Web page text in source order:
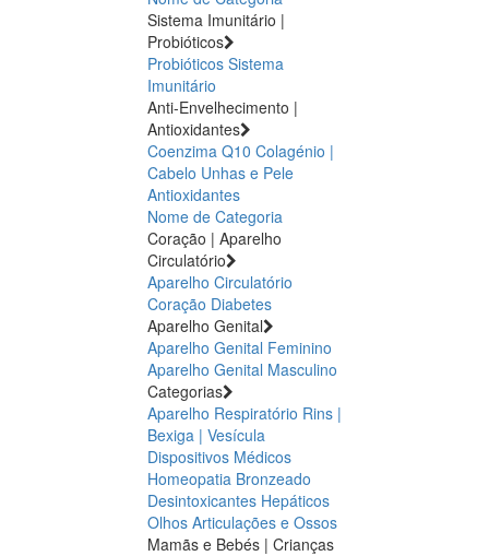
Sistema Imunitário |
Probióticos
Probióticos Sistema
Imunitário
Anti-Envelhecimento |
Antioxidantes
Coenzima Q10 Colagénio |
Cabelo Unhas e Pele
Antioxidantes
Nome de Categoria
Coração | Aparelho
Circulatório
Aparelho Circulatório
Coração Diabetes
Aparelho Genital
Aparelho Genital Feminino
Aparelho Genital Masculino
Categorias
Aparelho Respiratório Rins |
Bexiga | Vesícula
Dispositivos Médicos
Homeopatia Bronzeado
Desintoxicantes Hepáticos
Olhos Articulações e Ossos
Mamãs e Bebés | Crianças